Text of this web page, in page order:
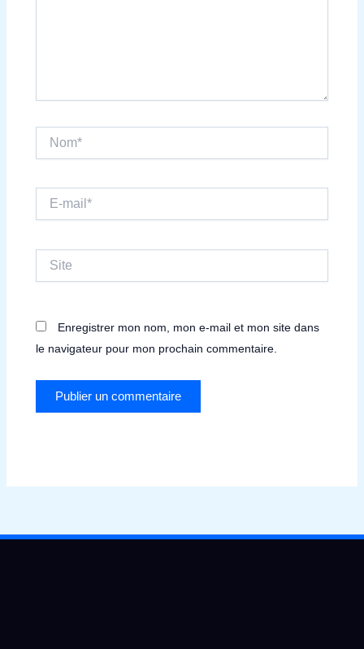
mail*
Enregistrer mon nom, mon e-mail et mon site dans
le navigateur pour mon prochain commentaire.